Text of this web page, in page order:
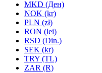
MKD (Ден)
NOK (kr)
PLN (zł)
RON (lei)
RSD (Din.)
SEK (kr)
TRY (TL)
ZAR (R)